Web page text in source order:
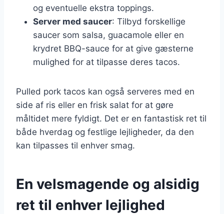
og eventuelle ekstra toppings.
Server med saucer: Tilbyd forskellige
saucer som salsa, guacamole eller en
krydret BBQ-sauce for at give gæsterne
mulighed for at tilpasse deres tacos.
Pulled pork tacos kan også serveres med en
side af ris eller en frisk salat for at gøre
måltidet mere fyldigt. Det er en fantastisk ret til
både hverdag og festlige lejligheder, da den
kan tilpasses til enhver smag.
En velsmagende og alsidig
ret til enhver lejlighed